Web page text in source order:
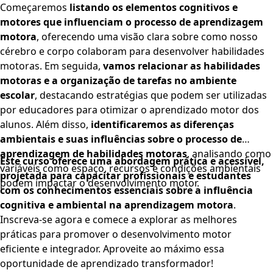
Começaremos listando os elementos cognitivos e
motores que influenciam o processo de aprendizagem
motora, oferecendo uma visão clara sobre como nosso
cérebro e corpo colaboram para desenvolver habilidades
motoras. Em seguida, vamos relacionar as habilidades
motoras e a organização de tarefas no ambiente
escolar, destacando estratégias que podem ser utilizadas
por educadores para otimizar o aprendizado motor dos
alunos. Além disso, identificaremos as diferenças
ambientais e suas influências sobre o processo de
aprendizagem de habilidades motoras, analisando como
variáveis como espaço, recursos e condições ambientais
podem impactar o desenvolvimento motor.
Este curso oferece uma abordagem prática e acessível,
projetada para capacitar profissionais e estudantes
com os conhecimentos essenciais sobre a influência
cognitiva e ambiental na aprendizagem motora.
Inscreva-se agora e comece a explorar as melhores
práticas para promover o desenvolvimento motor
eficiente e integrador. Aproveite ao máximo essa
oportunidade de aprendizado transformador!